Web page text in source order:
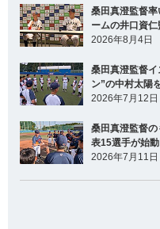
桑田真澄監督
ームの井口資
2026年8月4日
桑田真澄監督
ン”の中村太陽
2026年7月12日
桑田真澄監督
表15選手が始動
2026年7月11日